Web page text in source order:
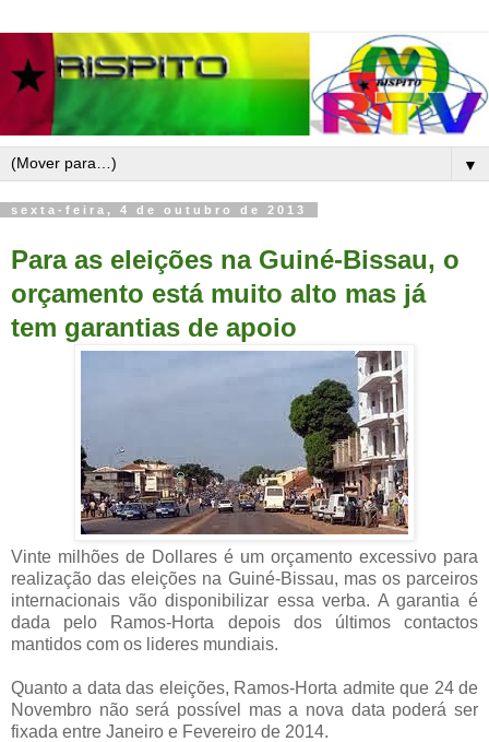
▼
sexta-feira, 4 de outubro de 2013
Para as eleições na Guiné-Bissau, o
orçamento está muito alto mas já
tem garantias de apoio
Vinte milhões de Dollares é um orçamento excessivo para
realização das eleições na Guiné-Bissau, mas os parceiros
internacionais vão disponibilizar essa verba. A garantia é
dada pelo Ramos-Horta depois dos últimos contactos
mantidos com os lideres mundiais.
Quanto a data das eleições, Ramos-Horta admite que 24 de
Novembro não será possível mas a nova data poderá ser
fixada entre Janeiro e Fevereiro de 2014.